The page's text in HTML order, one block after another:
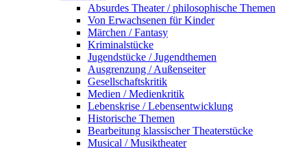
Absurdes Theater / philosophische Themen
Von Erwachsenen für Kinder
Märchen / Fantasy
Kriminalstücke
Jugendstücke / Jugendthemen
Ausgrenzung / Außenseiter
Gesellschaftskritik
Medien / Medienkritik
Lebenskrise / Lebensentwicklung
Historische Themen
Bearbeitung klassischer Theaterstücke
Musical / Musiktheater